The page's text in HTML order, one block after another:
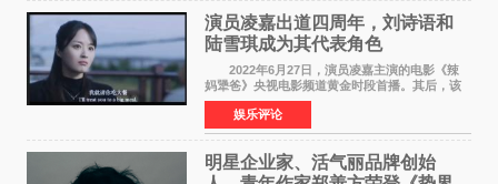
演员凌嘉出道四周年，刘诗语和
陆雪琪成为其代表角色
2022年6月27日，演员凌嘉主演的电影《辣
妈犟爸》央视电影频道黄金时段首播。其后，该
电影在央视电影频道多次复播（2022年8月10
日，2022年9月30日，2023年7月17日，2025年7
月14日）。除了多次复
娱乐评论
明星企业家、活气丽品牌创始